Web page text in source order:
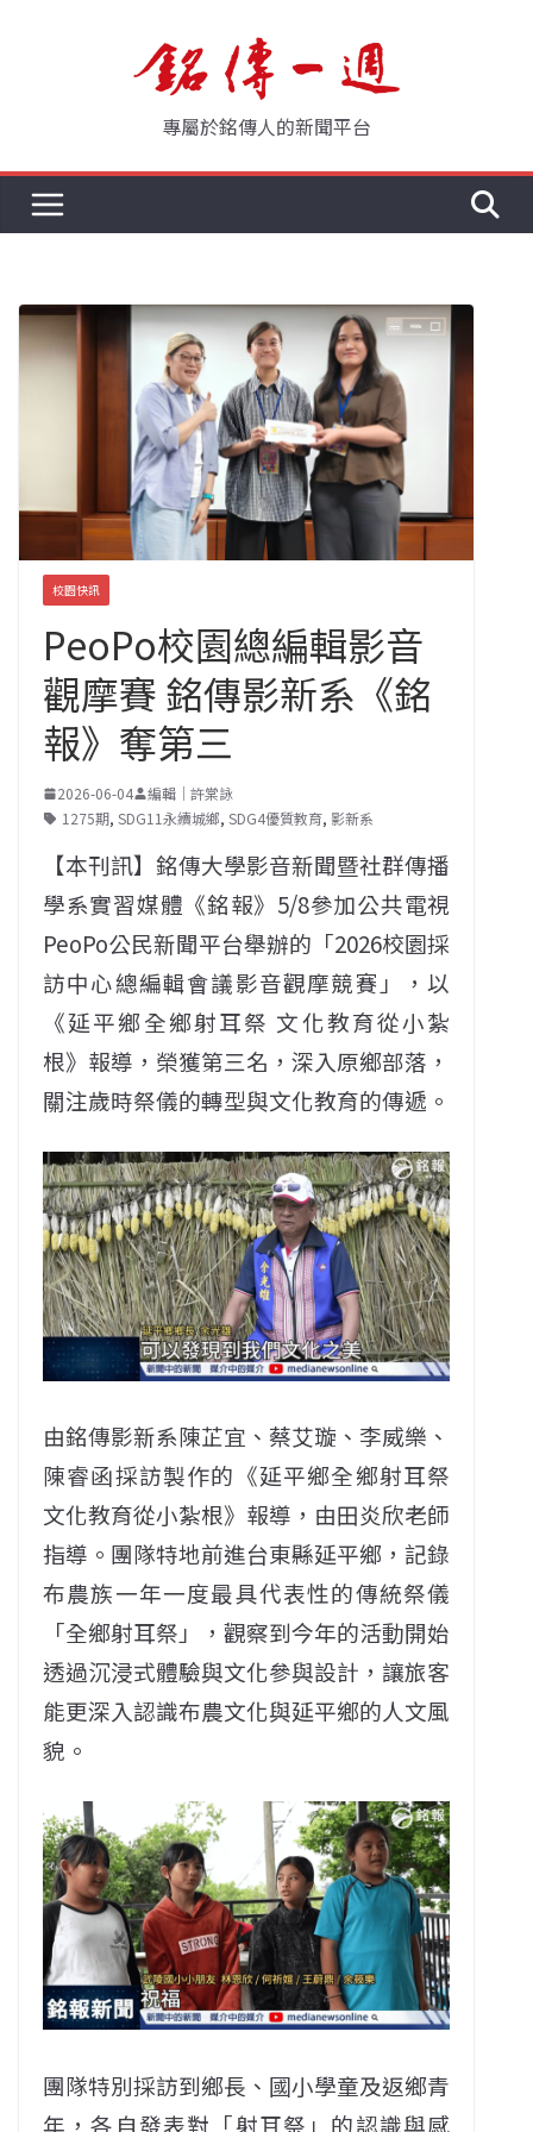
專屬於銘傳人的新聞平台
校園快訊
PeoPo校園總編輯影音
觀摩賽 銘傳影新系《銘
報》奪第三
2026-06-04
編輯｜許棠詠
1275期, SDG11永續城鄉, SDG4優質教育, 影新系
【本刊訊】銘傳大學影音新聞暨社群傳播
學系實習媒體《銘報》5/8參加公共電視
PeoPo公民新聞平台舉辦的「2026校園採
訪中心總編輯會議影音觀摩競賽」，以
《延平鄉全鄉射耳祭 文化教育從小紮
根》報導，榮獲第三名，深入原鄉部落，
關注歲時祭儀的轉型與文化教育的傳遞。
由銘傳影新系陳芷宜、蔡艾璇、李威樂、
陳睿函採訪製作的《延平鄉全鄉射耳祭
文化教育從小紮根》報導，由田炎欣老師
指導。團隊特地前進台東縣延平鄉，記錄
布農族一年一度最具代表性的傳統祭儀
「全鄉射耳祭」，觀察到今年的活動開始
透過沉浸式體驗與文化參與設計，讓旅客
能更深入認識布農文化與延平鄉的人文風
貌。
團隊特別採訪到鄉長、國小學童及返鄉青
年，各自發表對「射耳祭」的認識與感